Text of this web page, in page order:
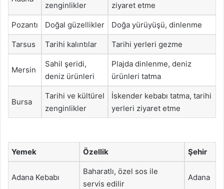
zenginlikler
ziyaret etme
Pozantı Doğal güzellikler Doğa yürüyüşü, dinlenme
Tarsus Tarihi kalıntılar Tarihi yerleri gezme
Mersin
Sahil şeridi,
deniz ürünleri
Plajda dinlenme, deniz
ürünleri tatma
Bursa
Tarihi ve kültürel
zenginlikler
İskender kebabı tatma, tarihi
yerleri ziyaret etme
Yemek Özellik Şehir
Adana Kebabı
Baharatlı, özel sos ile
servis edilir
Adana